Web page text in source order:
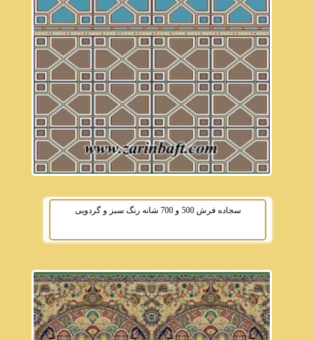
سجاده فرش 500 و 700 شانه رنگ سبز و گردویی